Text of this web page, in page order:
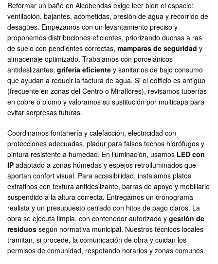
Reformar un baño en Alcobendas exige leer bien el espacio:
ventilación, bajantes, acometidas, presión de agua y recorrido de
desagües. Empezamos con un levantamiento preciso y
proponemos distribuciones eficientes, priorizando duchas a ras
de suelo con pendientes correctas, mamparas de seguridad y
almacenaje optimizado. Trabajamos con porcelánicos
antideslizantes, grifería eficiente y sanitarios de bajo consumo
que ayudan a reducir la factura de agua. Si el edificio es antiguo
(frecuente en zonas del Centro o Miraflores), revisamos tuberías
en cobre o plomo y valoramos su sustitución por multicapa para
evitar sorpresas futuras.
Coordinamos fontanería y calefacción, electricidad con
protecciones adecuadas, pladur para falsos techos hidrófugos y
pintura resistente a humedad. En iluminación, usamos LED con
IP adaptado a zonas húmedas y espejos retroiluminados que
aportan confort visual. Para accesibilidad, instalamos platos
extrafinos con textura antideslizante, barras de apoyo y mobiliario
suspendido a la altura correcta. Entregamos un cronograma
realista y un presupuesto cerrado con hitos de pago claros. La
obra se ejecuta limpia, con contenedor autorizado y gestión de
residuos según normativa municipal. Nuestros técnicos locales
tramitan, si procede, la comunicación de obra y cuidan los
permisos de comunidad, respetando horarios y zonas comunes.